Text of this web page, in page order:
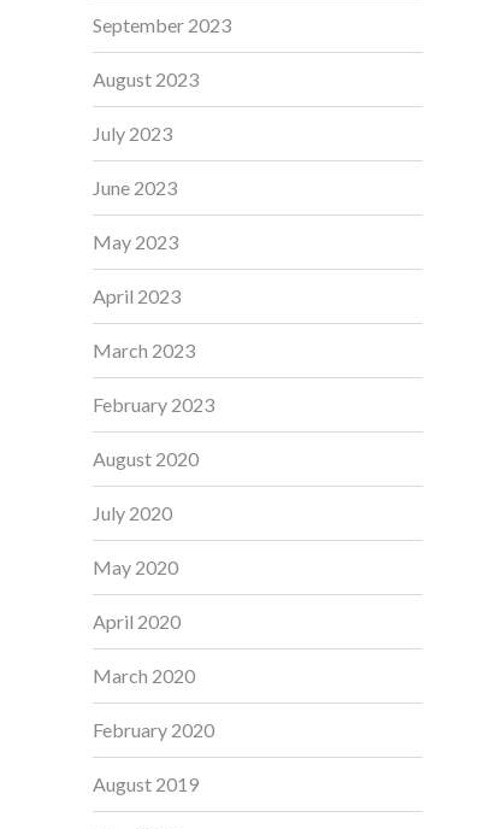
September 2023
August 2023
July 2023
June 2023
May 2023
April 2023
March 2023
February 2023
August 2020
July 2020
May 2020
April 2020
March 2020
February 2020
August 2019